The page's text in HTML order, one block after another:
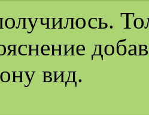
вид.